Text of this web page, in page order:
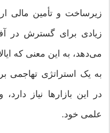
زیرساخت و تأمین مالی
زیادی برای گسترش در
می‌دهد، به این معنی که
به یک استراتژی تهاجمی
در این بازارها نیاز
علمی خود.